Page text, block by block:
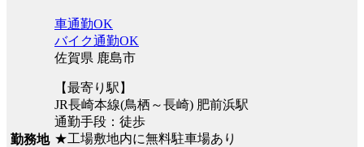
勤務地
車通勤OK
バイク通勤OK
佐賀県 鹿島市
【最寄り駅】
JR長崎本線(鳥栖～長崎) 肥前浜駅
通勤手段：徒歩
★工場敷地内に無料駐車場あり